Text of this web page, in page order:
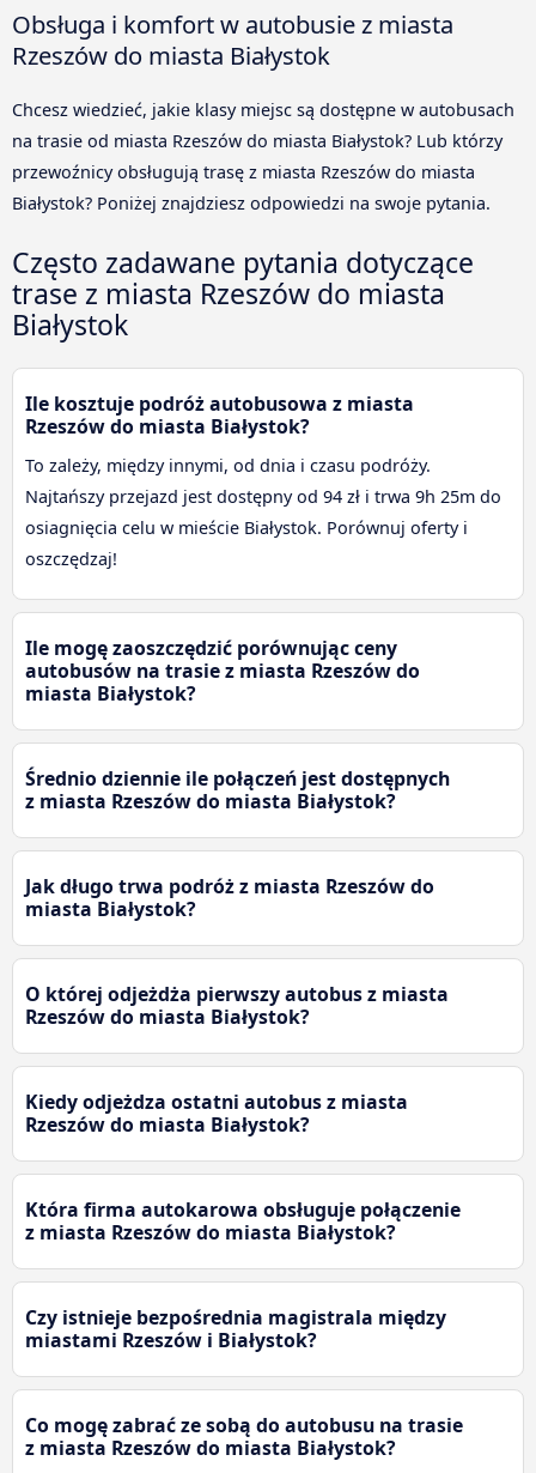
Obsługa i komfort w autobusie z miasta
Rzeszów do miasta Białystok
Chcesz wiedzieć, jakie klasy miejsc są dostępne w autobusach
na trasie od miasta Rzeszów do miasta Białystok? Lub którzy
przewoźnicy obsługują trasę z miasta Rzeszów do miasta
Białystok? Poniżej znajdziesz odpowiedzi na swoje pytania.
Często zadawane pytania dotyczące
trase z miasta Rzeszów do miasta
Białystok
Ile kosztuje podróż autobusowa z miasta
Rzeszów do miasta Białystok?
To zależy, między innymi, od dnia i czasu podróży.
Najtańszy przejazd jest dostępny od 94 zł i trwa 9h 25m do
osiagnięcia celu w mieście Białystok. Porównuj oferty i
oszczędzaj!
Ile mogę zaoszczędzić porównując ceny
autobusów na trasie z miasta Rzeszów do
miasta Białystok?
Średnio dziennie ile połączeń jest dostępnych
z miasta Rzeszów do miasta Białystok?
Jak długo trwa podróż z miasta Rzeszów do
miasta Białystok?
O której odjeżdża pierwszy autobus z miasta
Rzeszów do miasta Białystok?
Kiedy odjeżdza ostatni autobus z miasta
Rzeszów do miasta Białystok?
Która firma autokarowa obsługuje połączenie
z miasta Rzeszów do miasta Białystok?
Czy istnieje bezpośrednia magistrala między
miastami Rzeszów i Białystok?
Co mogę zabrać ze sobą do autobusu na trasie
z miasta Rzeszów do miasta Białystok?